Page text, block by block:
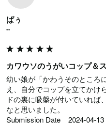
ぱぅ
""
カワウソのうがいコップ＆
幼い娘が「かわうそのところ
え、自分でコップを立てかけ
ドの裏に吸盤が付いていれば
なと思いました。
Submission Date